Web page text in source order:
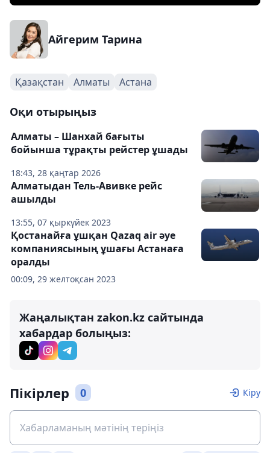
Айгерим Тарина
Қазақстан Алматы Астана
Оқи отырыңыз
18:43, 28 қаңтар 2026
Алматы – Шанхай бағыты
бойынша тұрақты рейстер ұшады
13:55, 07 қыркүйек 2023
Алматыдан Тель-Авивке рейс
ашылды
00:09, 29 желтоқсан 2023
Қостанайға ұшқан Qazaq air әуе
компаниясының ұшағы Астанаға
оралды
Жаңалықтан zakon.kz сайтында
хабардар болыңыз:
Пікірлер 0 Кіру